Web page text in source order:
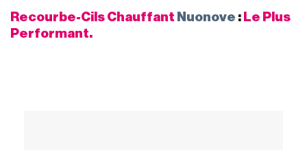
Recourbe-Cils Chauffant Nuonove : Le Plus
Performant.